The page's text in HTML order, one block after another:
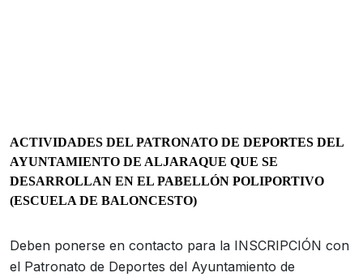
ACTIVIDADES DEL PATRONATO DE DEPORTES DEL
AYUNTAMIENTO DE ALJARAQUE QUE SE
DESARROLLAN EN EL PABELLÓN POLIPORTIVO
(ESCUELA DE BALONCESTO)
Deben ponerse en contacto para la INSCRIPCIÓN con
el Patronato de Deportes del Ayuntamiento de